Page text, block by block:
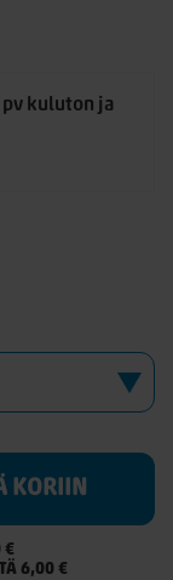
pv kuluton ja
KORIIN
€
6,00 €